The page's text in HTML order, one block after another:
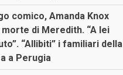
comico, Amanda Knox
di Meredith. “A lei
“Allibiti” i familiari della
a Perugia